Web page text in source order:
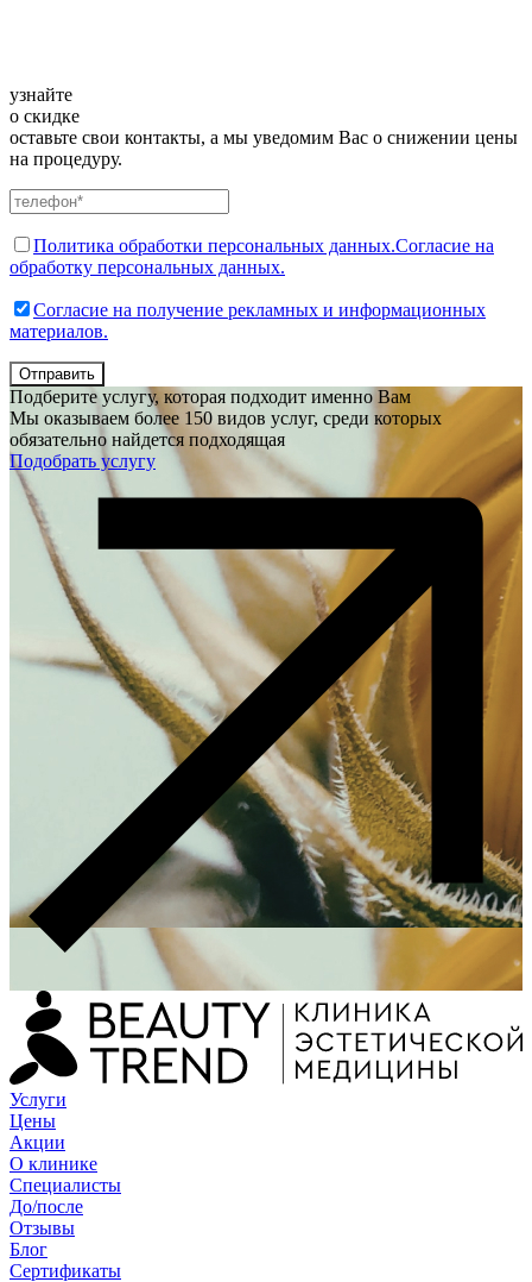
узнайте
о скидке
оставьте свои контакты, а мы уведомим Вас о снижении цены
на процедуру.
Политика обработки персональных данных.Согласие на
обработку персональных данных.
Согласие на получение рекламных и информационных
материалов.
Отправить
Подберите услугу, которая подходит именно Вам
Мы оказываем более 150 видов услуг, среди которых
обязательно найдется подходящая
Подобрать услугу
Услуги
Цены
Акции
О клинике
Специалисты
До/после
Отзывы
Блог
Сертификаты